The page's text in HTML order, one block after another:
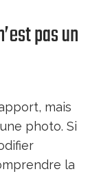
pas un
mais
photo. Si
la